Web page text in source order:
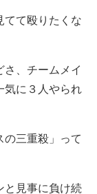
てて殴りたくな
さ、チームメイ
気に３人やられ
の三重殺」って
と見事に負け続